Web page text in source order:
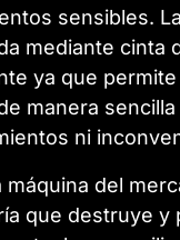
sensibles.
mediante cinta
ya que
manera
ni
máquina del
que destruye y